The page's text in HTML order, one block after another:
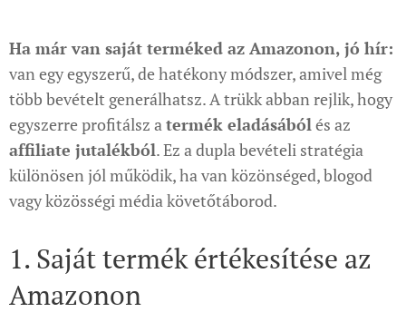
Ha már van saját terméked az Amazonon, jó hír:
van egy egyszerű, de hatékony módszer, amivel még
több bevételt generálhatsz. A trükk abban rejlik, hogy
egyszerre profitálsz atermék eladásábólés az
affiliate jutalékból. Ez a dupla bevételi stratégia
különösen jól működik, ha van közönséged, blogod
vagy közösségi média követőtáborod.
1. Saját termék értékesítése az
Amazonon